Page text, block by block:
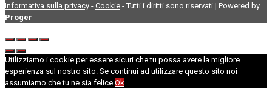
Informativa sulla privacy - Cookie - Tutti i diritti sono riservati | Powered by
Proger
Utilizziamo i cookie per essere sicuri che tu possa avere la migliore
esperienza sul nostro sito. Se continui ad utilizzare questo sito noi
assumiamo che tu ne sia felice.Ok